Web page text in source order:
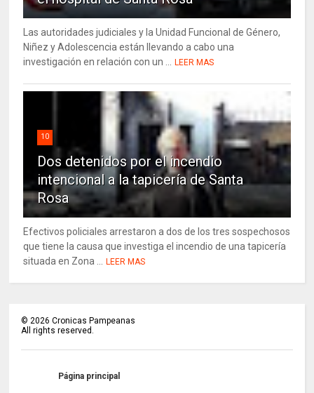
Las autoridades judiciales y la Unidad Funcional de Género,
Niñez y Adolescencia están llevando a cabo una
investigación en relación con un ...
LEER MAS
10
Dos detenidos por el incendio
intencional a la tapicería de Santa
Rosa
Efectivos policiales arrestaron a dos de los tres sospechosos
que tiene la causa que investiga el incendio de una tapicería
situada en Zona ...
LEER MAS
©2026 Cronicas Pampeanas
All rights reserved.
Página principal